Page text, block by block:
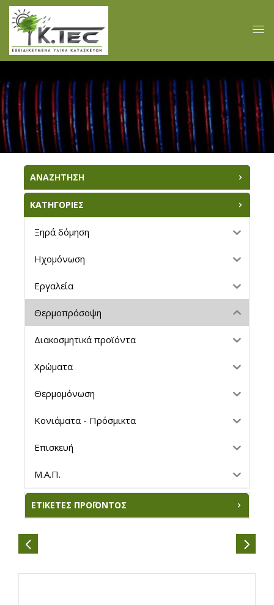
ΑΝΑΖΗΤΗΣΗ
ΚΑΤΗΓΟΡΙΕΣ
Ξηρά δόμηση
Ηχομόνωση
Εργαλεία
Θερμοπρόσοψη
Διακοσμητικά προϊόντα
Χρώματα
Θερμομόνωση
Κονιάματα - Πρόσμικτα
Επισκευή
Μ.Α.Π.
ΕΤΙΚΈΤΕΣ ΠΡΟΪΌΝΤΟΣ